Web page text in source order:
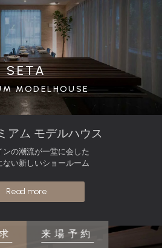
SETA
MODELHOUSE
アム モデルハウス
ンの潮流が一堂に会した
ない新しいショールーム
Read more
来場予約